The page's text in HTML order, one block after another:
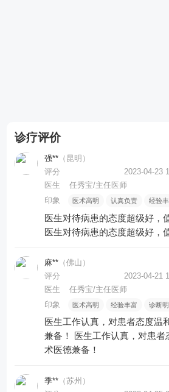
诊疗评价
强**（昆明）
评分
2023-04-23
医生
任秀宝/主任医师
印象
医术高明 认真负责 经验
医生对待病患的态度超级好，
医生对待病患的态度超级好，
麻**（佛山）
评分
2023-04-21
医生
任秀宝/主任医师
印象
医术高明 经验丰富 诊断
医生工作认真，对患者态度温
兼备！
医生工作认真，对患
术医德兼备！
季**（苏州）